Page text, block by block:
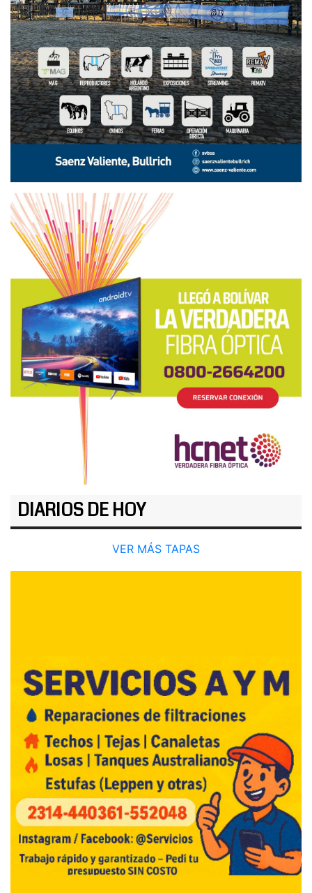
DIARIOS DE HOY
VER MÁS TAPAS